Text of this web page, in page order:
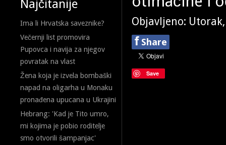
Najčitanije
Ima li Hrvatska saveznike?
Večernji list promovira
Pupovca i navija za njegov
povratak na vlast
Žena koja je izvela bombaški
napad na oligarha u Monaku
pronađena upucana u Ukrajini
Hebrang: 'Kad je Tito umro,
mi kojima je pobio roditelje
smo otvorili šampanjac'
Objavljeno:
f Share
Save